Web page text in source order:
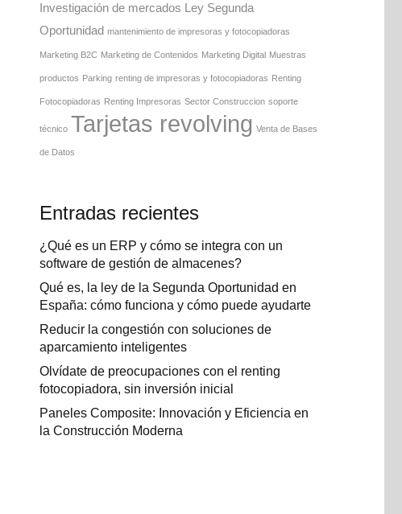
Investigación de mercados
Ley Segunda
Oportunidad mantenimiento de impresoras y fotocopiadoras
Marketing B2C Marketing de Contenidos Marketing Digital Muestras
productos Parking renting de impresoras y fotocopiadoras Renting
Fotocopiadoras Renting Impresoras Sector Construccion soporte
técnico Tarjetas revolving Venta de Bases
de Datos
Entradas recientes
¿Qué es un ERP y cómo se integra con un
software de gestión de almacenes?
Qué es, la ley de la Segunda Oportunidad en
España: cómo funciona y cómo puede ayudarte
Reducir la congestión con soluciones de
aparcamiento inteligentes
Olvídate de preocupaciones con el renting
fotocopiadora, sin inversión inicial
Paneles Composite: Innovación y Eficiencia en
la Construcción Moderna